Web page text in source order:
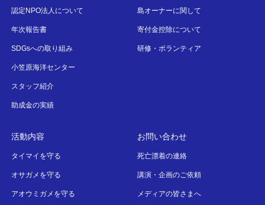
認定NPO法人について
年次報告書
SDGsへの取り組み
小笠原海洋センター
スタッフ紹介
助成金の実績
島オーナーに関して
寄付金控除について
研修・ボランティア
活動内容
タイマイを守る
オサガメを守る
アオウミガメを守る
お問い合わせ
死亡漂着の連絡
講演・企画のご依頼
メディアの皆さまへ